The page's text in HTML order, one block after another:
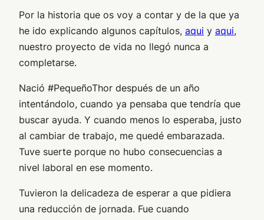
Por la historia que os voy a contar y de la que ya
he ido explicando algunos capítulos, aqui y aqui,
nuestro proyecto de vida no llegó nunca a
completarse.
Nació #PequeñoThor después de un año
intentándolo, cuando ya pensaba que tendría que
buscar ayuda. Y cuando menos lo esperaba, justo
al cambiar de trabajo, me quedé embarazada.
Tuve suerte porque no hubo consecuencias a
nivel laboral en ese momento.
Tuvieron la delicadeza de esperar a que pidiera
una reducción de jornada. Fue cuando